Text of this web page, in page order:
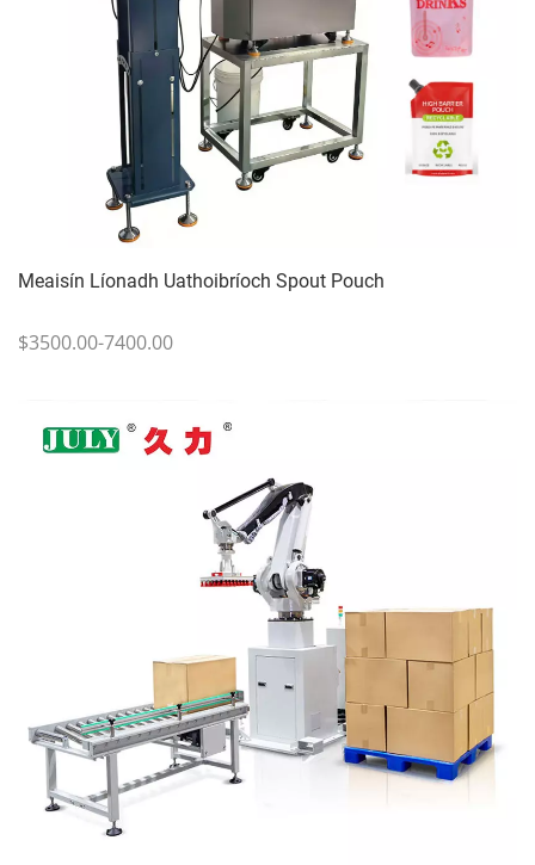
Meaisín Líonadh Uathoibríoch Spout Pouch
$3500.00-7400.00